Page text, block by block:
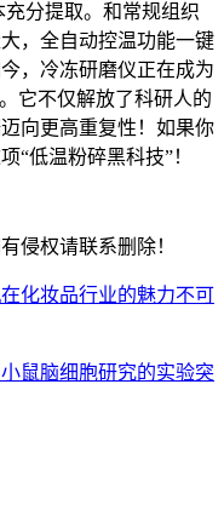
分提取。和常规组织
，全自动控温功能一键
，冷冻研磨仪正在成为
它不仅解放了科研人的
向更高重复性！如果你
“低温粉碎黑科技”！
侵权请联系删除！
化妆品行业的魅力不可
鼠脑细胞研究的实验突